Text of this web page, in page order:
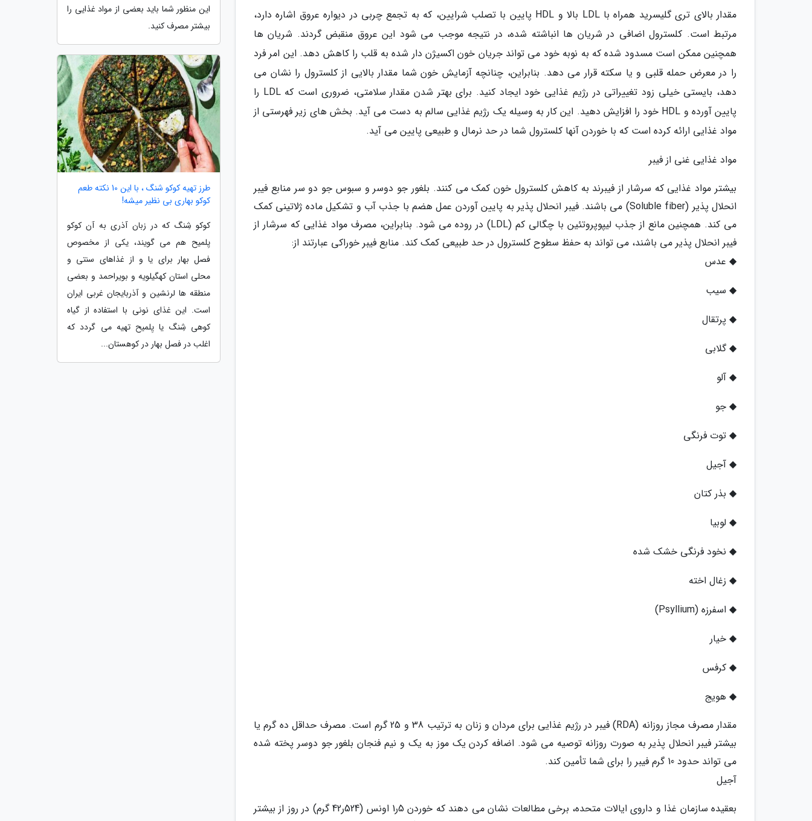
مقدار بالای تری گلیسرید همراه با LDL بالا و HDL پایین با تصلب شرایین، که به تجمع چربی در دیواره عروق اشاره دارد،
مرتبط است. کلسترول اضافی در شریان ها انباشته شده، در نتیجه موجب می شود این عروق منقبض گردند. شریان ها
همچنین ممکن است مسدود شده که به نوبه خود می تواند جریان خون اکسیژن دار شده به قلب را کاهش دهد. این امر فرد
را در معرض حمله قلبی و یا سکته قرار می دهد. بنابراین، چنانچه آزمایش خون شما مقدار بالایی از کلسترول را نشان می
دهد، بایستی خیلی زود تغییراتی در رژیم غذایی خود ایجاد کنید. برای بهتر شدن مقدار سلامتی، ضروری است که LDL را
پایین آورده و HDL خود را افزایش دهید. این کار به وسیله یک رژیم غذایی سالم به دست می آید. بخش های زیر فهرستی از
مواد غذایی ارائه کرده است که با خوردن آنها کلسترول شما در حد نرمال و طبیعی پایین می آید.
مواد غذایی غنی از فیبر
بیشتر مواد غذایی که سرشار از فیبرند به کاهش کلسترول خون کمک می کنند. بلغور جو دوسر و سبوس جو دو سر منابع فیبر
انحلال پذیر (Soluble fiber) می باشند. فیبر انحلال پذیر به پایین آوردن عمل هضم با جذب آب و تشکیل ماده ژلاتینی کمک
می کند. همچنین مانع از جذب لیپوپروتئین با چگالی کم (LDL) در روده می شود. بنابراین، مصرف مواد غذایی که سرشار از
فیبر انحلال پذیر می باشند، می تواند به حفظ سطوح کلسترول در حد طبیعی کمک کند. منابع فیبر خوراکی عبارتند از:
◆ عدس
◆ سیب
◆ پرتقال
◆ گلابی
◆ آلو
◆ جو
◆ توت فرنگی
◆ آجیل
◆ بذر کتان
◆ لوبیا
◆ نخود فرنگی خشک شده
◆ زغال اخته
◆ اسفرزه (Psyllium)
◆ خیار
◆ کرفس
◆ هویج
مقدار مصرف مجاز روزانه (RDA) فیبر در رژیم غذایی برای مردان و زنان به ترتیب 38 و 25 گرم است. مصرف حداقل ده گرم یا
بیشتر فیبر انحلال پذیر به صورت روزانه توصیه می شود. اضافه کردن یک موز به یک و نیم فنجان بلغور جو دوسر پخته شده
می تواند حدود 10 گرم فیبر را برای شما تأمین کند.
آجیل
بعقیده سازمان غذا و داروی ایالات متحده، برخی مطالعات نشان می دهند که خوردن 5ر1 اونس (524ر42 گرم) در روز از بیشتر
این منظور شما باید بعضی از مواد غذایی را
بیشتر مصرف کنید.
طرز تهیه کوکو شنگ ، با این 10 نکته طعم
کوکو بهاری بی نظیر میشه!
کوکو شِنگ که در زبان آذری به آن کوکو
یِلمیح هم می گویند، یکی از مخصوص
فصل بهار برای یا و از غذاهای سنتی و
محلی استان کهگیلویه و بویراحمد و بعضی
منطقه ها لرنشین و آذربایجان غربی ایران
است. این غذای نونی با استفاده از گیاه
کوهی شِنگ یا یِلمیح تهیه می گردد که
اغلب در فصل بهار در کوهستان...